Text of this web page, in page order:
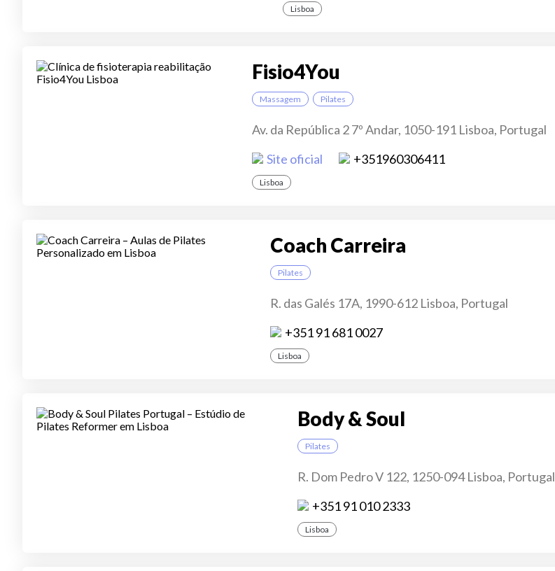
Lisboa
Fisio4You
Massagem Pilates
Av. da República 2 7º Andar, 1050-191 Lisboa, Portugal
Site oficial
+351960306411
Lisboa
Coach Carreira
Pilates
R. das Galés 17A, 1990-612 Lisboa, Portugal
+351 91 681 0027
Lisboa
Body & Soul
Pilates
R. Dom Pedro V 122, 1250-094 Lisboa, Portugal
+351 91 010 2333
Lisboa